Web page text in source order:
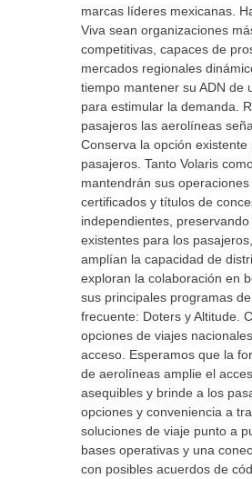
marcas líderes mexicanas.
Viva sean organizaciones
competitivas, capaces de
mercados regionales
tiempo mantener su ADN de
para estimular la demanda.
pasajeros las aerolíneas
Conserva la opción existente
pasajeros. Tanto Volaris
mantendrán sus operaciones
certificados y títulos de
independientes, preservando
existentes para los
amplían la capacidad de
exploran la colaboración en
sus principales programas
frecuente: Doters y Altitude.
opciones de viajes
acceso. Esperamos que la
de aerolíneas amplie el
asequibles y brinde a los
opciones y conveniencia a
soluciones de viaje punto a
bases operativas y una
con posibles acuerdos de